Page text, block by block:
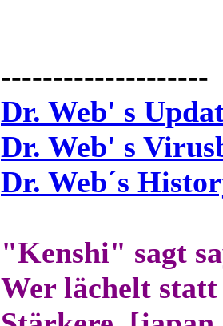
--------------------
Dr. Web' s
Dr. Web' s
Dr. Web´s
"Kenshi" sagt
Wer lächelt